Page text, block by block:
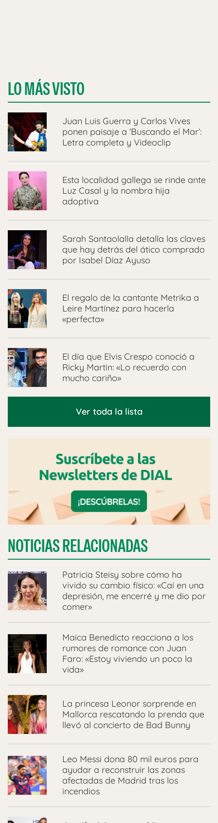
LO MÁS VISTO
Juan Luis Guerra y Carlos Vives
ponen paisaje a ‘Buscando el Mar’:
Letra completa y Videoclip
Esta localidad gallega se rinde ante
Luz Casal y la nombra hija
adoptiva
Sarah Santaolalla detalla las claves
que hay detrás del ático comprado
por Isabel Díaz Ayuso
El regalo de la cantante Metrika a
Leire Martínez para hacerla
«perfecta»
El día que Elvis Crespo conoció a
Ricky Martin: «Lo recuerdo con
mucho cariño»
Ver toda la lista
NOTICIAS RELACIONADAS
Patricia Steisy sobre cómo ha
vivido su cambio físico: «Caí en una
depresión, me encerré y me dio por
comer»
Maica Benedicto reacciona a los
rumores de romance con Juan
Faro: «Estoy viviendo un poco la
vida»
La princesa Leonor sorprende en
Mallorca rescatando la prenda que
llevó al concierto de Bad Bunny
Leo Messi dona 80 mil euros para
ayudar a reconstruir las zonas
afectadas de Madrid tras los
incendios